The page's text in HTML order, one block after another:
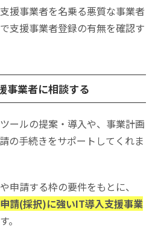
援事業者を名乗る悪質な事業者
支援事業者登録の有無を確認す
事業者に相談する
ールの提案・導入や、事業計画
の手続きをサポートしてくれま
申請する枠の要件をもとに、
請(採択)に強いIT導入支援事業
。